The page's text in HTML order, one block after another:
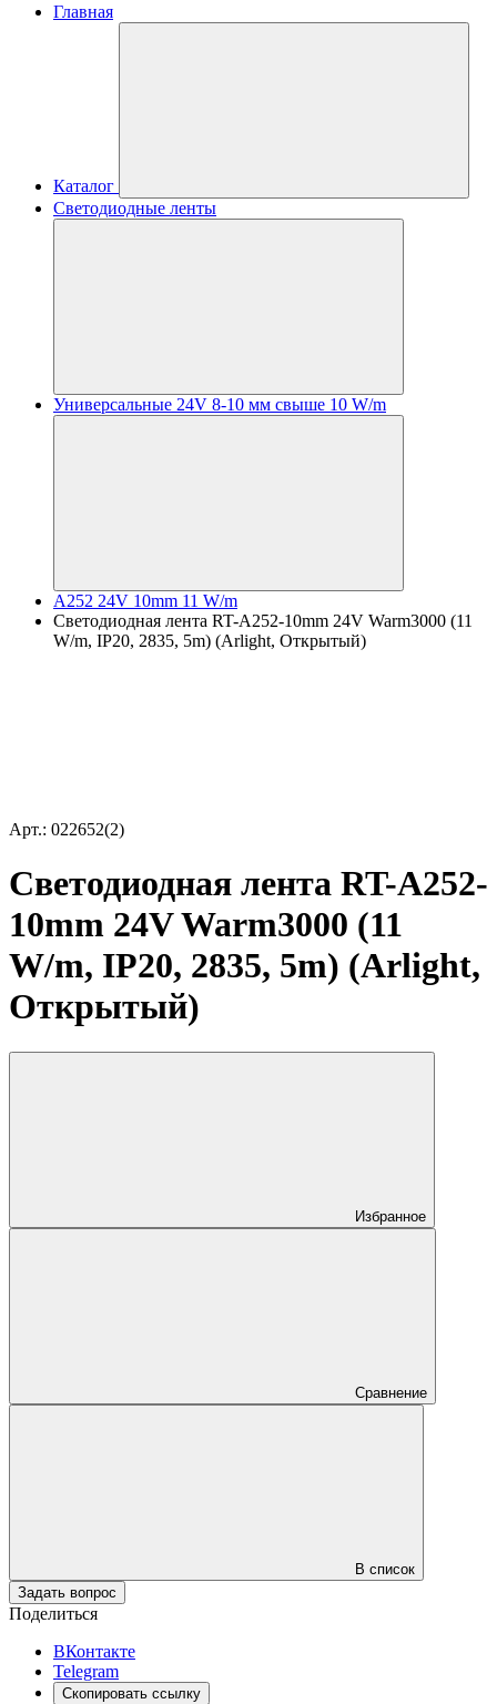
Главная
Каталог
Светодиодные ленты
Универсальные 24V 8-10 мм свыше 10 W/m
A252 24V 10mm 11 W/m
Светодиодная лента RT-A252-10mm 24V Warm3000 (11
W/m, IP20, 2835, 5m) (Arlight, Открытый)
Арт.: 022652(2)
Светодиодная лента RT-A252-
10mm 24V Warm3000 (11
W/m, IP20, 2835, 5m) (Arlight,
Открытый)
Избранное
Сравнение
В список
Задать вопрос
Поделиться
ВКонтакте
Telegram
Скопировать ссылку